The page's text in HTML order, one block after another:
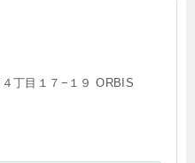
丁目１７−１９ ORBIS